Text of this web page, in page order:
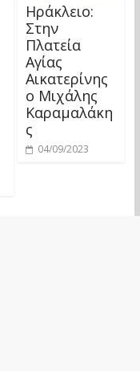
Ηράκλειο:
Στην
Πλατεία
Αγίας
Αικατερίνης
ο Μιχάλης
Καραμαλάκη
ς
04/09/2023